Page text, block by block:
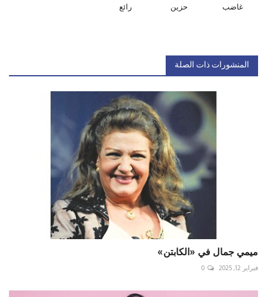
غاضب حزين رائع
المنشورات ذات الصلة
ميمي جمال في «الكابتن»
فبراير 12, 2025 0